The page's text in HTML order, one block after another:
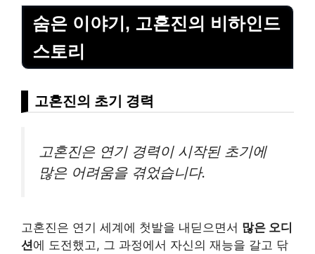
숨은 이야기, 고혼진의 비하인드
스토리
고혼진의 초기 경력
고혼진은 연기 경력이 시작된 초기에
많은 어려움을 겪었습니다.
고혼진은 연기 세계에 첫발을 내딛으면서 많은 오디
션에 도전했고, 그 과정에서 자신의 재능을 갈고 닦